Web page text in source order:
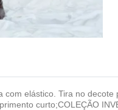
elástico. Tira no
curto;COLEÇÃO